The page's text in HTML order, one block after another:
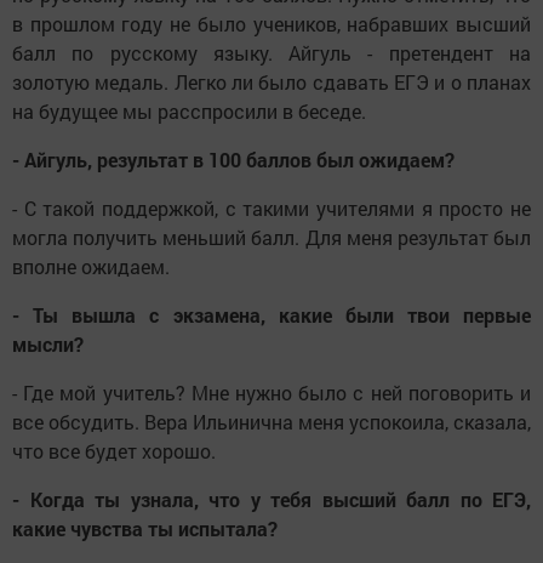
в прошлом году не было учеников, набравших высший
балл по русскому языку. Айгуль - претендент на
золотую медаль. Легко ли было сдавать ЕГЭ и о планах
на будущее мы расспросили в беседе.
- Айгуль, результат в 100 баллов был ожидаем?
- С такой поддержкой, с такими учителями я просто не
могла получить меньший балл. Для меня результат был
вполне ожидаем.
- Ты вышла с экзамена, какие были твои первые
мысли?
- Где мой учитель? Мне нужно было с ней поговорить и
все обсудить. Вера Ильинична меня успокоила, сказала,
что все будет хорошо.
- Когда ты узнала, что у тебя высший балл по ЕГЭ,
какие чувства ты испытала?